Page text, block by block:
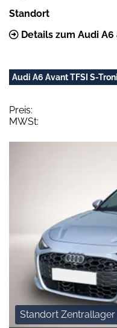
Standort
Details zum Audi A6
Audi A6 Avant TFSI S-
Preis:
MWSt:
Standort Zentrallager